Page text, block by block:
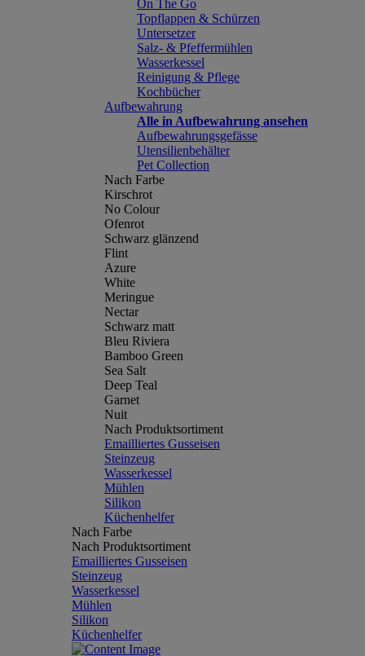
On The Go
Topflappen & Schürzen
Untersetzer
Salz- & Pfeffermühlen
Wasserkessel
Reinigung & Pflege
Kochbücher
Aufbewahrung
Alle in Aufbewahrung ansehen
Aufbewahrungsgefässe
Utensilienbehälter
Pet Collection
Nach Farbe
Kirschrot
No Colour
Ofenrot
Schwarz glänzend
Flint
Azure
White
Meringue
Nectar
Schwarz matt
Bleu Riviera
Bamboo Green
Sea Salt
Deep Teal
Garnet
Nuit
Nach Produktsortiment
Emailliertes Gusseisen
Steinzeug
Wasserkessel
Mühlen
Silikon
Küchenhelfer
Nach Farbe
Nach Produktsortiment
Emailliertes Gusseisen
Steinzeug
Wasserkessel
Mühlen
Silikon
Küchenhelfer